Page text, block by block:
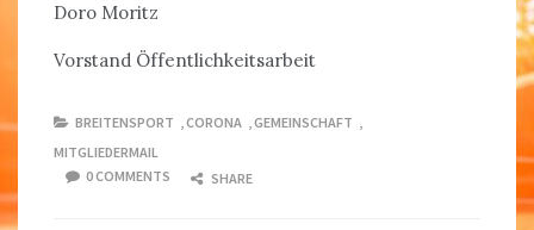
Doro Moritz
Vorstand Öffentlichkeitsarbeit
BREITENSPORT ,CORONA ,GEMEINSCHAFT ,
MITGLIEDERMAIL
0 COMMENTS
SHARE